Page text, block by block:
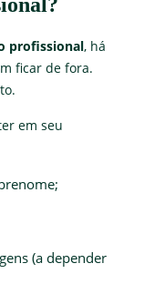
profissional, há
ficar de fora.
em seu
(a depender